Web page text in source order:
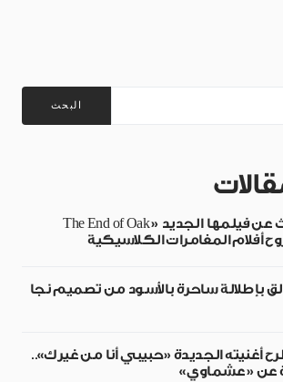
البحث
آن هاثاواي تتحدث عن فيلمها الجديد «The End of Oak
بإطلالة ساحرة بالأسود من تصميم نجا
أغنيته الجديدة «حبيبي أنا من غيرك»..
عن «عشماوي»